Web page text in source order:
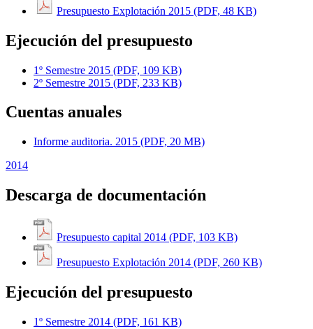
Presupuesto Explotación 2015 (PDF, 48 KB)
Ejecución del presupuesto
1º Semestre 2015 (PDF, 109 KB)
2º Semestre 2015 (PDF, 233 KB)
Cuentas anuales
Informe auditoria. 2015 (PDF, 20 MB)
2014
Descarga de documentación
Presupuesto capital 2014 (PDF, 103 KB)
Presupuesto Explotación 2014 (PDF, 260 KB)
Ejecución del presupuesto
1º Semestre 2014 (PDF, 161 KB)